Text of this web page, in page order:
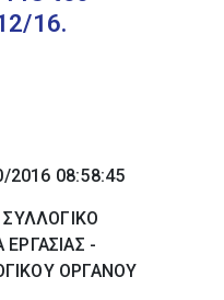
16.
2016 08:58:45
-
ΟΡΓΑΝΟΥ